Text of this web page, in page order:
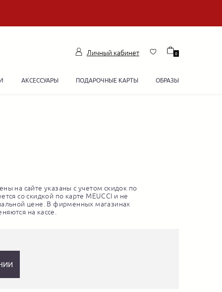
Личный кабинет 0
АКСЕССУАРЫ ПОДАРОЧНЫЕ КАРТЫ ОБРАЗЫ
на сайте указаны с учетом скидок по
со скидкой по карте MEUCCI и не
цене. В фирменных магазинах
на кассе.